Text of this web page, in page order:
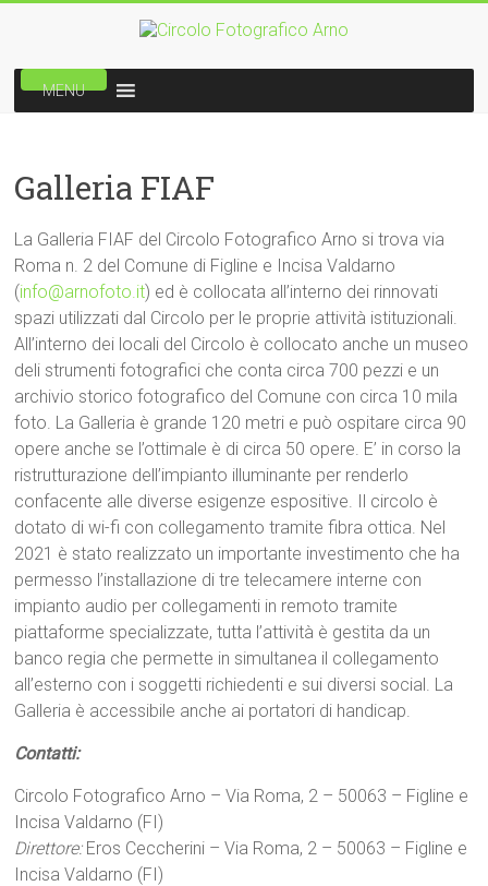
Circolo
Fotografico
Benemerito
fotografia
italiana
MENU
Galleria FIAF
La Galleria FIAF del Circolo Fotografico Arno si trova via
Roma n. 2 del Comune di Figline e Incisa Valdarno
(info@arnofoto.it) ed è collocata all’interno dei rinnovati
spazi utilizzati dal Circolo per le proprie attività istituzionali.
All’interno dei locali del Circolo è collocato anche un museo
deli strumenti fotografici che conta circa 700 pezzi e un
archivio storico fotografico del Comune con circa 10 mila
foto. La Galleria è grande 120 metri e può ospitare circa 90
opere anche se l’ottimale è di circa 50 opere. E’ in corso la
ristrutturazione dell’impianto illuminante per renderlo
confacente alle diverse esigenze espositive. Il circolo è
dotato di wi-fi con collegamento tramite fibra ottica. Nel
2021 è stato realizzato un importante investimento che ha
permesso l’installazione di tre telecamere interne con
impianto audio per collegamenti in remoto tramite
piattaforme specializzate, tutta l’attività è gestita da un
banco regia che permette in simultanea il collegamento
all’esterno con i soggetti richiedenti e sui diversi social. La
Galleria è accessibile anche ai portatori di handicap.
Contatti:
Circolo Fotografico Arno – Via Roma, 2 – 50063 – Figline e
Incisa Valdarno (FI)
Direttore: Eros Ceccherini – Via Roma, 2 – 50063 – Figline e
Incisa Valdarno (FI)